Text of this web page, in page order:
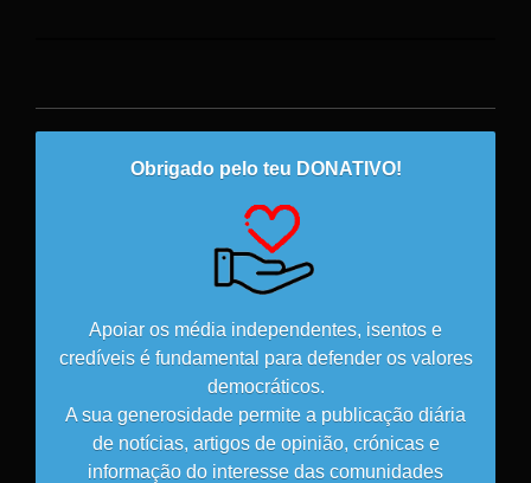
Obrigado pelo teu DONATIVO!
Apoiar os média independentes, isentos e
credíveis é fundamental para defender os valores
democráticos.
A sua generosidade permite a publicação diária
de notícias, artigos de opinião, crónicas e
informação do interesse das comunidades